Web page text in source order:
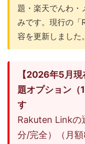
題・楽天でんわ・
みです。現行の「
容を更新しました。
【2026年5月
題オプション（
す
Rakuten Linkの
分/完全）（月